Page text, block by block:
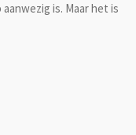
is. Maar het is